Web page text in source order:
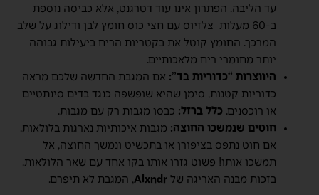
עד הליבה. הפתרון אינו עוד דטרגנט, אלא כביסה נוספת
ב-60 מעלות צלזיוס עם חצי כוס חומץ לבן ודילוג על שלב
המרכך. החומץ קוטל את בקטריות הריח ביעילות גבוהה
יותר מחומרי ריח מלאכותיים.
היווצרות “כדוריות בד”: אם המגבת החדשה שלכם מראה
כדוריות קטנות, סימן שהיא שופשפה כנגד בדים סינתטיים
או רוכסנים. כלל ברזל: כבסו מגבות רק עם מגבות.
חוטים שנמשכו החוצה: מגבות איכותיות נארגות בלולאות.
אם חוט נתפס בציפורן או בתכשיט ונמשך החוצה, אל
תמשכו אותו! פשוט גזרו אותו בקו אחד עם שאר הלולאות.
בזכות מבנה האריגה של Alxndr, המגבת לא תיפרם.